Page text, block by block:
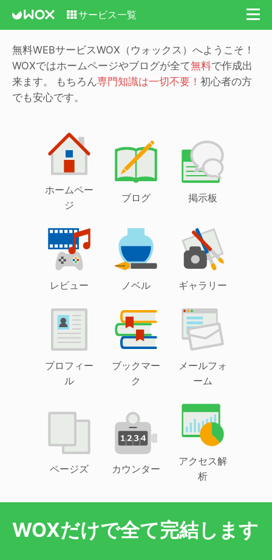
サービス一覧
無料WEBサービスWOX（ウォックス）へようこそ！
WOXではホームページやブログが全て無料で作成出
来ます。
もちろん専門知識は一切不要！ 初心者の方
でも安心です。
ホームペー
ジ
ブログ 掲示板
レビュー ノベル ギャラリー
プロフィー
ル
ブックマー
ク
メールフォ
ーム
ページズ カウンター
アクセス解
析
WOXだけで全て完結します